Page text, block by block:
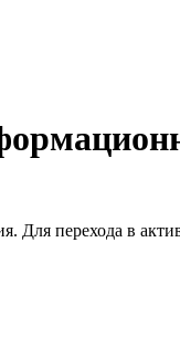
Для перехода в